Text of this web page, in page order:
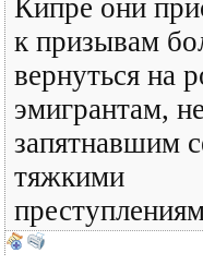
Кипре они
к призывам
вернуться на
эмигрантам, не
запятнавшим
тяжкими